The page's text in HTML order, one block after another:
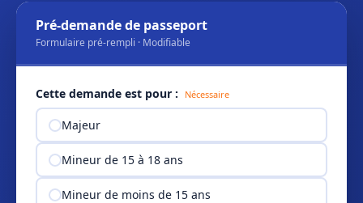
Pré-demande de passeport
Formulaire pré-rempli · Modifiable
Cette demande est pour : Nécessaire
Majeur
Mineur de 15 à 18 ans
Mineur de moins de 15 ans